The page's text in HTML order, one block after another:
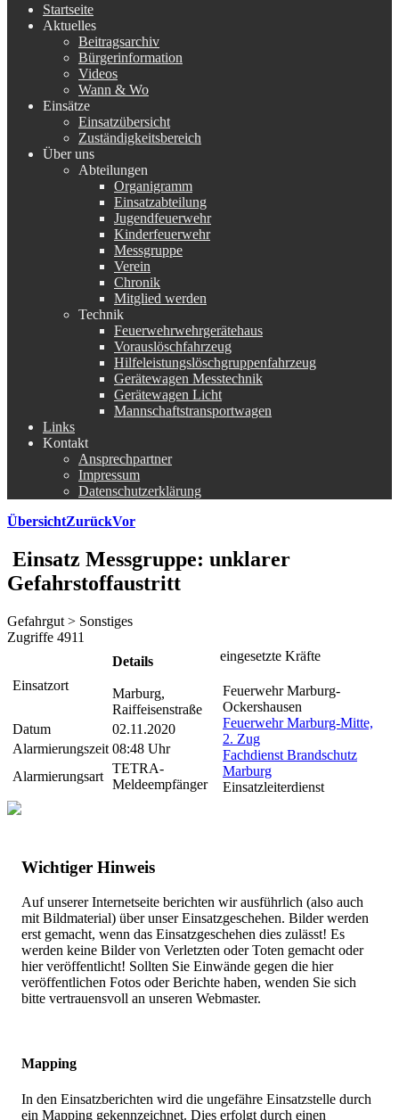
Startseite
Aktuelles
Beitragsarchiv
Bürgerinformation
Videos
Wann & Wo
Einsätze
Einsatzübersicht
Zuständigkeitsbereich
Über uns
Abteilungen
Organigramm
Einsatzabteilung
Jugendfeuerwehr
Kinderfeuerwehr
Messgruppe
Verein
Chronik
Mitglied werden
Technik
Feuerwehrwehrgerätehaus
Vorauslöschfahrzeug
Hilfeleistungslöschgruppenfahrzeug
Gerätewagen Messtechnik
Gerätewagen Licht
Mannschaftstransportwagen
Links
Kontakt
Ansprechpartner
Impressum
Datenschutzerklärung
ÜbersichtZurückVor
Einsatz Messgruppe: unklarer
Gefahrstoffaustritt
Gefahrgut > Sonstiges
Zugriffe 4911
Einsatzort
Details
Marburg,
Raiffeisenstraße
Datum
02.11.2020
Alarmierungszeit 08:48 Uhr
Alarmierungsart
TETRA-
Meldeempfänger
eingesetzte Kräfte
Feuerwehr Marburg-
Ockershausen
Feuerwehr Marburg-Mitte,
2. Zug
Fachdienst Brandschutz
Marburg
Einsatzleiterdienst
Wichtiger Hinweis
Auf unserer Internetseite berichten wir ausführlich (also auch
mit Bildmaterial) über unser Einsatzgeschehen. Bilder werden
erst gemacht, wenn das Einsatzgeschehen dies zulässt! Es
werden keine Bilder von Verletzten oder Toten gemacht oder
hier veröffentlicht! Sollten Sie Einwände gegen die hier
veröffentlichen Fotos oder Berichte haben, wenden Sie sich
bitte vertrauensvoll an unseren Webmaster.
Mapping
In den Einsatzberichten wird die ungefähre Einsatzstelle durch
ein Mapping gekennzeichnet. Dies erfolgt durch einen